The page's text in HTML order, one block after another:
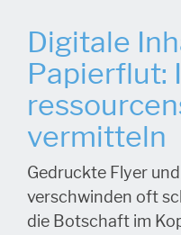
Digitale
Papierflut:
vermitteln
Gedruckte Flyer
verschwinden oft
die Botschaft im